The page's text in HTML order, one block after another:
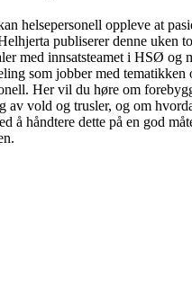
helsepersonell oppleve at
publiserer denne uken
med innsatsteamet i HSØ og
som jobber med tematikken
Her vil du høre om
av vold og trusler, og om
å håndtere dette på en god